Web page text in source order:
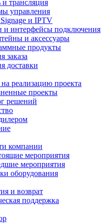
и трансляция
управления
и IPTV
и интерфейсы подключения
и аксессуары
продукты
заказа
доставки
на реализацию проекта
проекты
решений
компании
мероприятия
мероприятия
оборудования
и возврат
поддержка